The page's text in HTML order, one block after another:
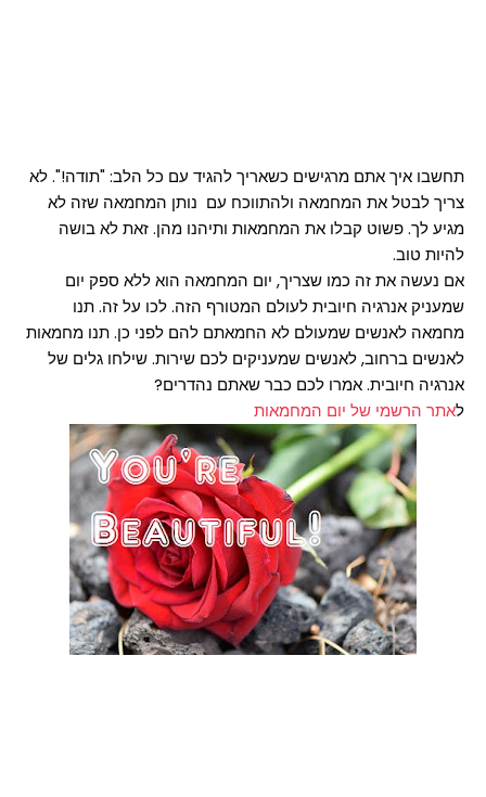
תחשבו איך אתם מרגישים כשאריך להגיד עם כל הלב: "תודה!". לא
צריך לבטל את המחמאה ולהתווכח עם נותן המחמאה שזה לא
מגיע לך. פשוט קבלו את המחמאות ותיהנו מהן. זאת לא בושה
להיות טוב.
אם נעשה את זה כמו שצריך, יום המחמאה הוא ללא ספק יום
שמעניק אנרגיה חיובית לעולם המטורף הזה. לכו על זה. תנו
מחמאה לאנשים שמעולם לא החמאתם להם לפני כן. תנו מחמאות
לאנשים ברחוב, לאנשים שמעניקים לכם שירות. שילחו גלים של
אנרגיה חיובית. אמרו לכם כבר שאתם נהדרים?
לאתר הרשמי של יום המחמאות